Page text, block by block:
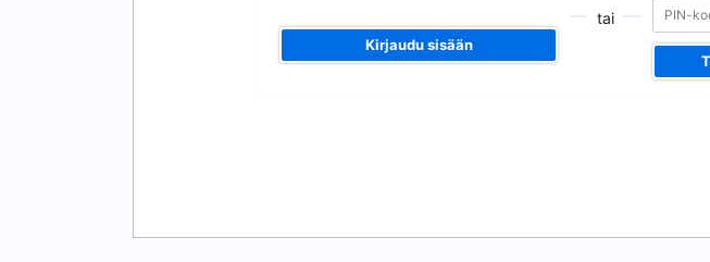
Kirjaudu sisään
tai